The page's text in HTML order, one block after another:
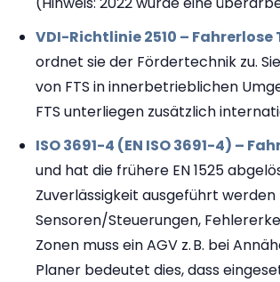
VDI-Richtlinie 2510 –
ordnet sie der Fördertechnik zu.
von FTS in innerbetrieblichen
FTS unterliegen zusätzlich
ISO 3691-4 (EN ISO 3691-4) –
und hat die frühere EN 1525
Zuverlässigkeit ausgeführt
Sensoren/Steuerungen,
Zonen muss ein AGV z. B. bei
Planer bedeutet dies, dass